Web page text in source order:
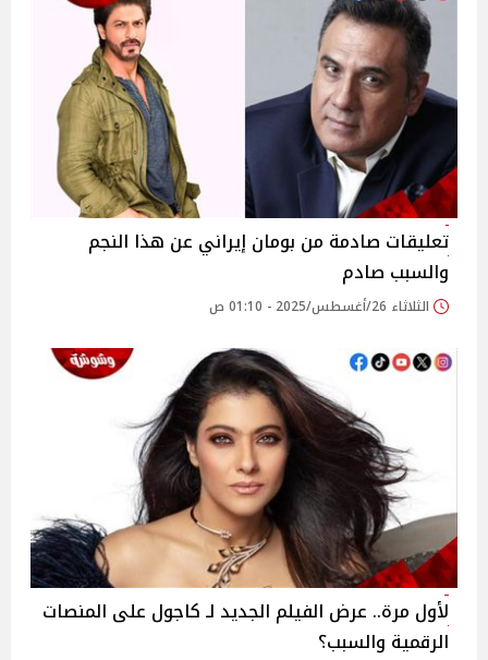
تعليقات صادمة من بومان إيراني عن هذا النجم
والسبب صادم
الثلاثاء 26/أغسطس/2025 - 01:10 ص
لأول مرة.. عرض الفيلم الجديد لـ كاجول على المنصات
الرقمية والسبب؟